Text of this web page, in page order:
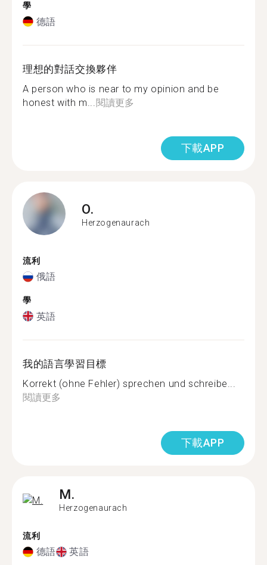
學
德語
理想的對話交換夥伴
A person who is near to my opinion and be
honest with m... 閱讀更多
下載APP
O.
Herzogenaurach
流利
俄語
學
英語
我的語言學習目標
Korrekt (ohne Fehler) sprechen und schreibe...
閱讀更多
下載APP
M.
Herzogenaurach
流利
德語 英語